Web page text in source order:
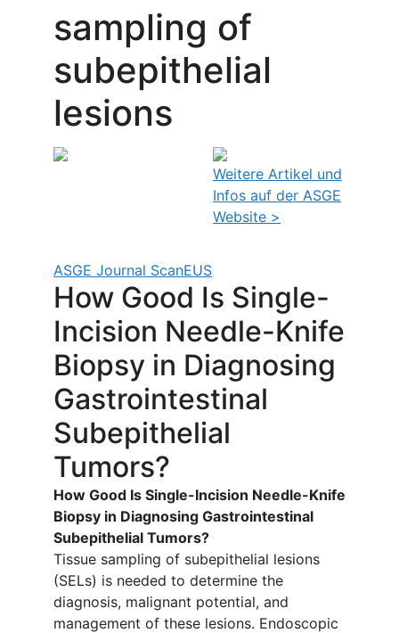
sampling of
subepithelial
lesions
Weitere Artikel und
Infos auf der ASGE
Website >
ASGE Journal ScanEUS
How Good Is Single-
Incision Needle-Knife
Biopsy in Diagnosing
Gastrointestinal
Subepithelial
Tumors?
How Good Is Single-Incision Needle-Knife
Biopsy in Diagnosing Gastrointestinal
Subepithelial Tumors?
Tissue sampling of subepithelial lesions
(SELs) is needed to determine the
diagnosis, malignant potential, and
management of these lesions. Endoscopic